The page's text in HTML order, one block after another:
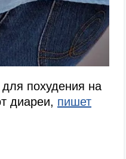
похудения на
диареи, пишет